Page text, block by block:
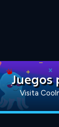
Juegos
Visita